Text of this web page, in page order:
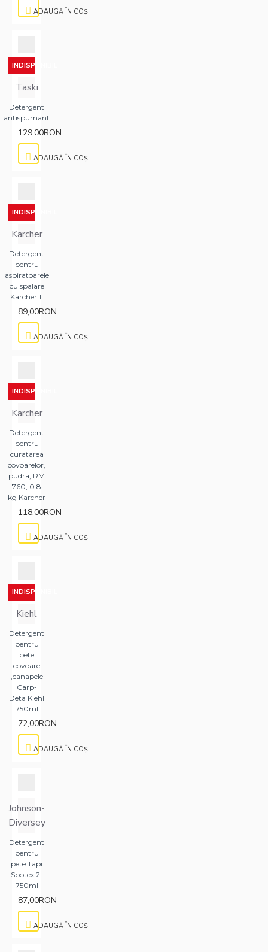
ADAUGĂ ÎN COŞ
INDISPONIBIL
Taski
Detergent
antispumant
129,00RON
ADAUGĂ ÎN COŞ
INDISPONIBIL
Karcher
Detergent
pentru
aspiratoarele
cu spalare
Karcher 1l
89,00RON
ADAUGĂ ÎN COŞ
INDISPONIBIL
Karcher
Detergent
pentru
curatarea
covoarelor,
pudra, RM
760, 0.8
kg Karcher
118,00RON
ADAUGĂ ÎN COŞ
INDISPONIBIL
Kiehl
Detergent
pentru
pete
covoare
,canapele
Carp-
Deta Kiehl
750ml
72,00RON
ADAUGĂ ÎN COŞ
Johnson-
Diversey
Detergent
pentru
pete Tapi
Spotex 2-
750ml
87,00RON
ADAUGĂ ÎN COŞ